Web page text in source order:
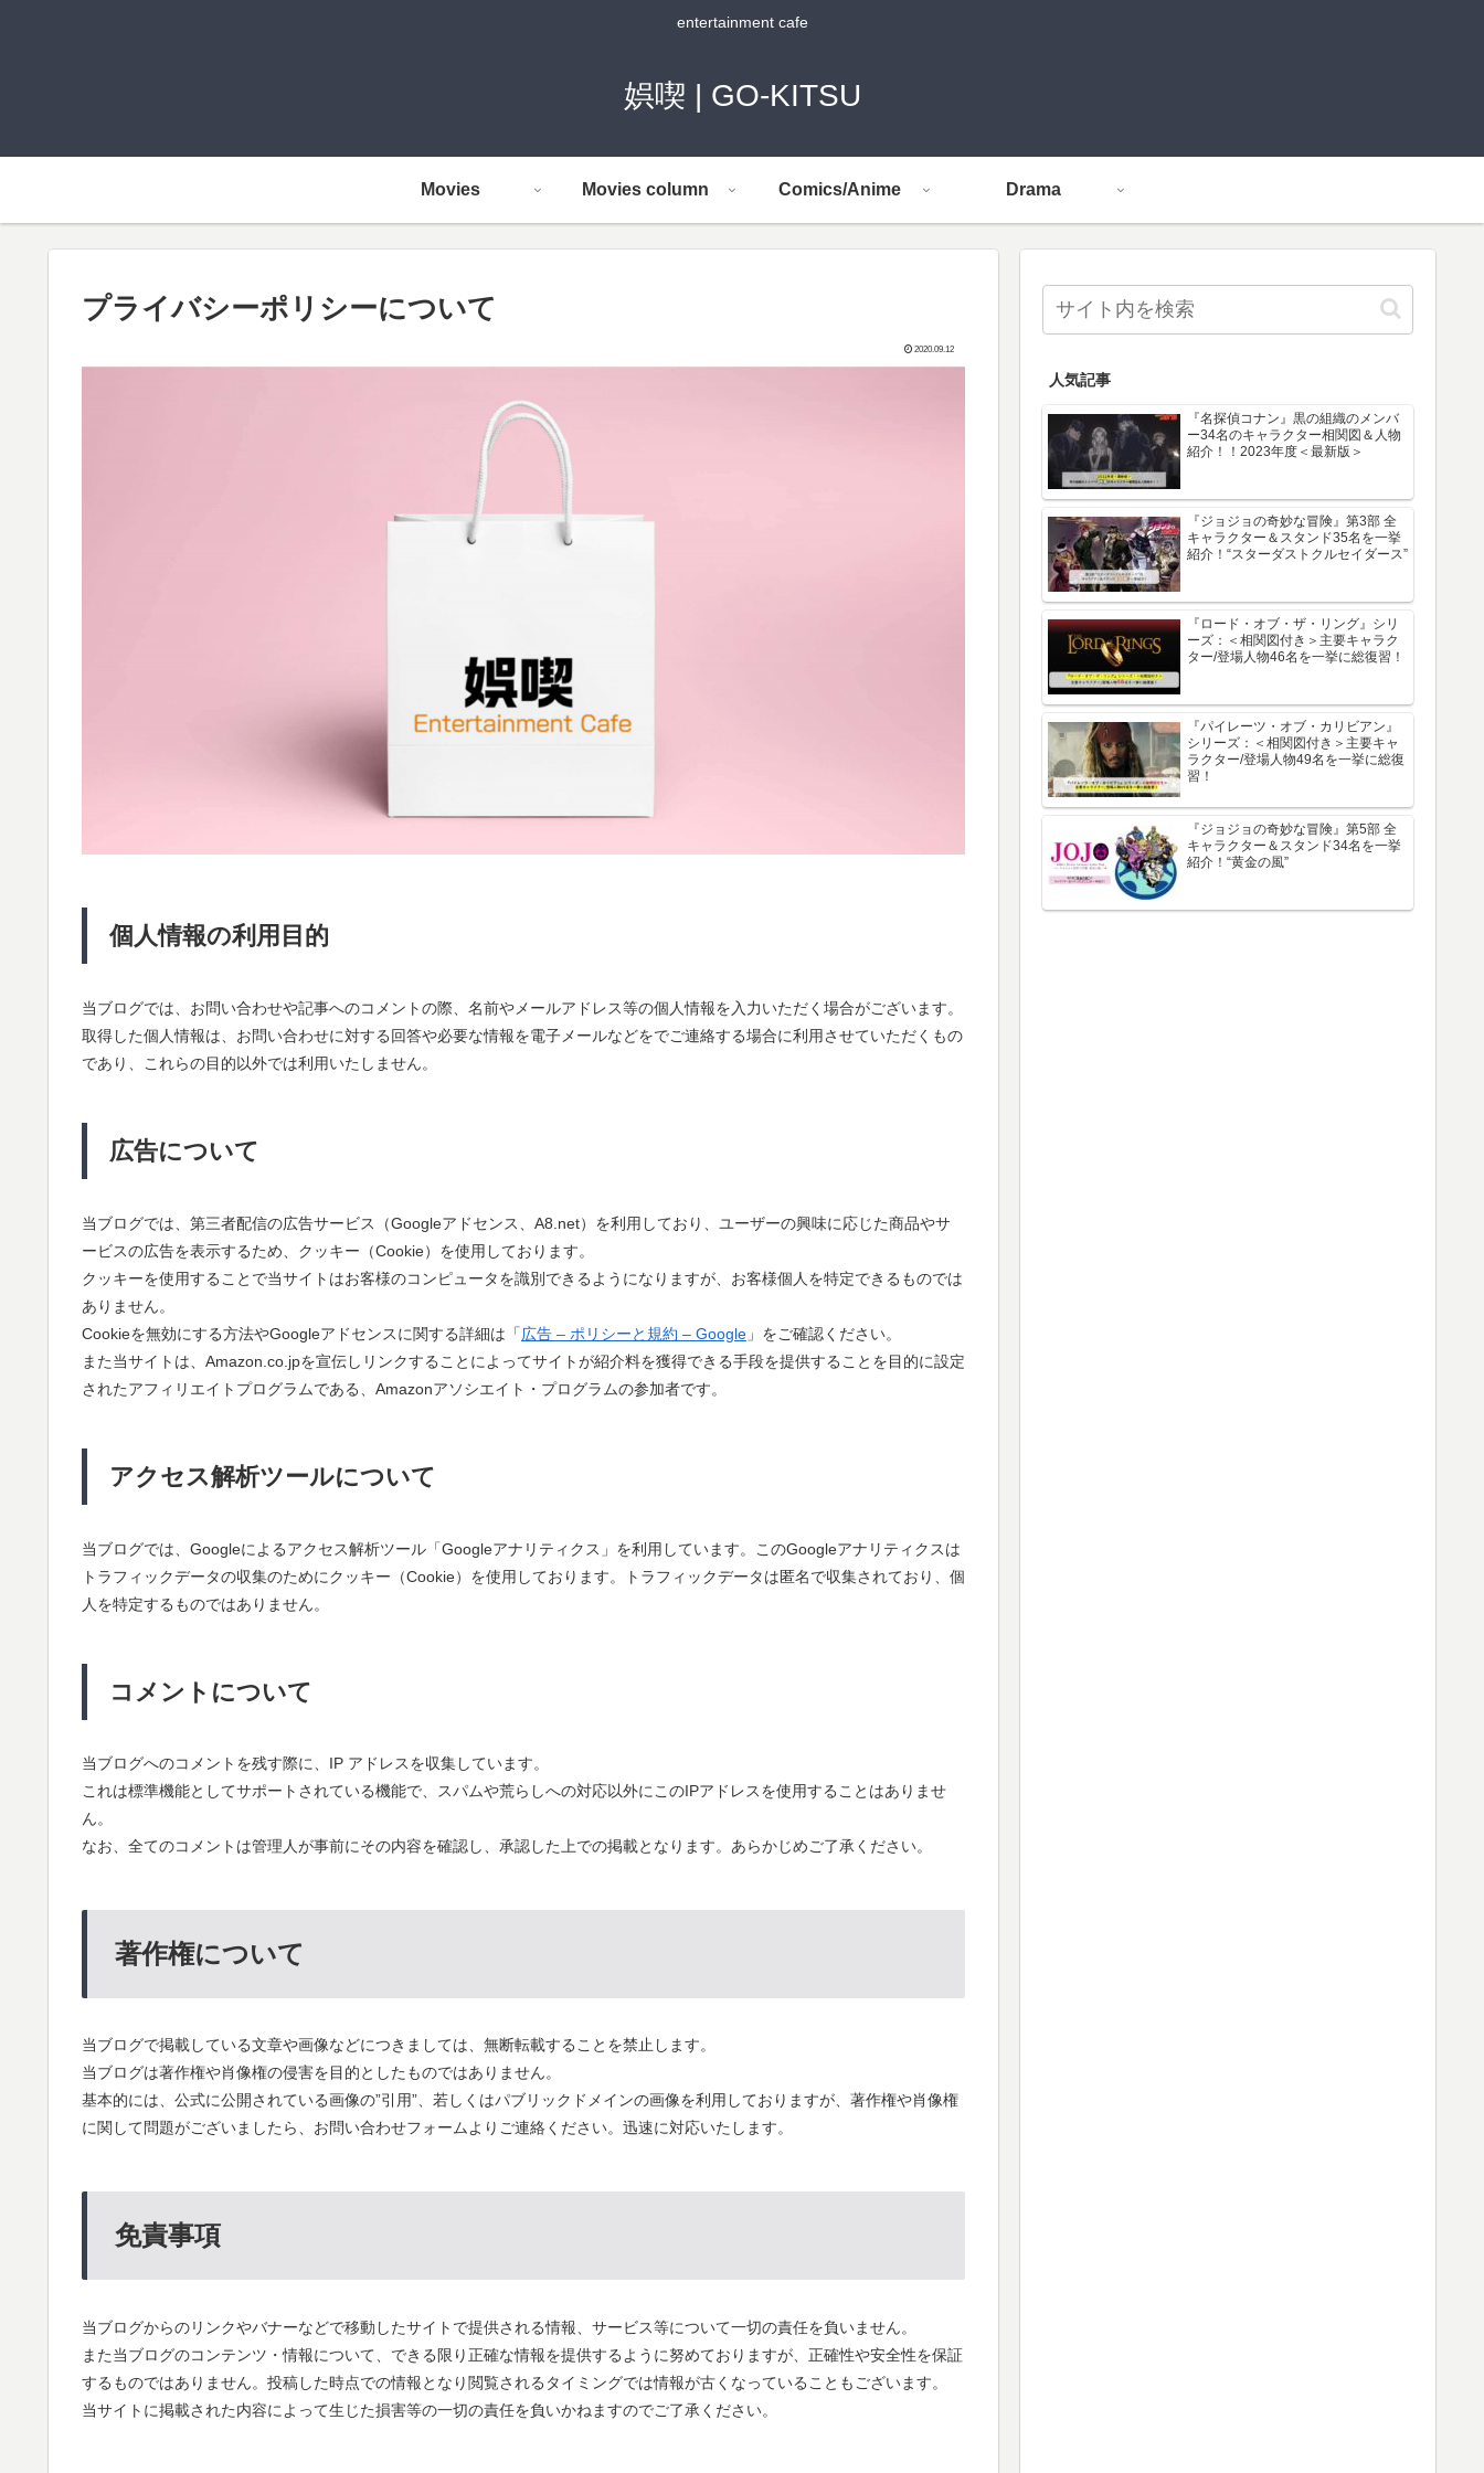
entertainment cafe
娯喫 | GO-KITSU
Movies Movies column Comics/Anime Drama
プライバシーポリシーについて
2020.09.12
個人情報の利用目的
当ブログでは、お問い合わせや記事へのコメントの際、名前やメールアドレス等の個人情報を入力いただく場合がございます。
取得した個人情報は、お問い合わせに対する回答や必要な情報を電子メールなどをでご連絡する場合に利用させていただくもの
であり、これらの目的以外では利用いたしません。
広告について
当ブログでは、第三者配信の広告サービス（Googleアドセンス、A8.net）を利用しており、ユーザーの興味に応じた商品やサ
ービスの広告を表示するため、クッキー（Cookie）を使用しております。
クッキーを使用することで当サイトはお客様のコンピュータを識別できるようになりますが、お客様個人を特定できるものでは
ありません。
Cookieを無効にする方法やGoogleアドセンスに関する詳細は「広告 – ポリシーと規約 – Google 」をご確認ください。
また当サイトは、Amazon.co.jpを宣伝しリンクすることによってサイトが紹介料を獲得できる手段を提供することを目的に設定
されたアフィリエイトプログラムである、Amazonアソシエイト・プログラムの参加者です。
アクセス解析ツールについて
当ブログでは、Googleによるアクセス解析ツール「Googleアナリティクス」を利用しています。このGoogleアナリティクスは
トラフィックデータの収集のためにクッキー（Cookie）を使用しております。トラフィックデータは匿名で収集されており、個
人を特定するものではありません。
コメントについて
当ブログへのコメントを残す際に、IP アドレスを収集しています。
これは標準機能としてサポートされている機能で、スパムや荒らしへの対応以外にこのIPアドレスを使用することはありませ
ん。
なお、全てのコメントは管理人が事前にその内容を確認し、承認した上での掲載となります。あらかじめご了承ください。
著作権について
当ブログで掲載している文章や画像などにつきましては、無断転載することを禁止します。
当ブログは著作権や肖像権の侵害を目的としたものではありません。
基本的には、公式に公開されている画像の”引用”、若しくはパブリックドメインの画像を利用しておりますが、著作権や肖像権
に関して問題がございましたら、お問い合わせフォームよりご連絡ください。迅速に対応いたします。
免責事項
当ブログからのリンクやバナーなどで移動したサイトで提供される情報、サービス等について一切の責任を負いません。
また当ブログのコンテンツ・情報について、できる限り正確な情報を提供するように努めておりますが、正確性や安全性を保証
するものではありません。投稿した時点での情報となり閲覧されるタイミングでは情報が古くなっていることもございます。
当サイトに掲載された内容によって生じた損害等の一切の責任を負いかねますのでご了承ください。
人気記事
『名探偵コナン』黒の組織のメンバ
ー34名のキャラクター相関図＆人物
紹介！！2023年度＜最新版＞
『ジョジョの奇妙な冒険』第3部 全
キャラクター＆スタンド35名を一挙
紹介！“スターダストクルセイダース”
『ロード・オブ・ザ・リング』シリ
ーズ：＜相関図付き＞主要キャラク
ター/登場人物46名を一挙に総復習！
『パイレーツ・オブ・カリビアン』
シリーズ：＜相関図付き＞主要キャ
ラクター/登場人物49名を一挙に総復
習！
『ジョジョの奇妙な冒険』第5部 全
キャラクター＆スタンド34名を一挙
紹介！“黄金の風”